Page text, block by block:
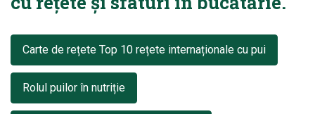
Carte de rețete Top 10 rețete internaționale cu pui
Rolul puilor în nutriție